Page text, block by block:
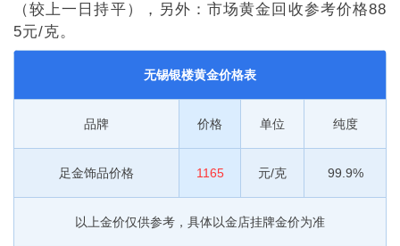
（较上一日持平），另外：市场黄金回收参考价格88
5元/克。
无锡银楼黄金价格表
品牌 价格 单位 纯度
足金饰品价格 1165 元/克 99.9%
以上金价仅供参考，具体以金店挂牌金价为准